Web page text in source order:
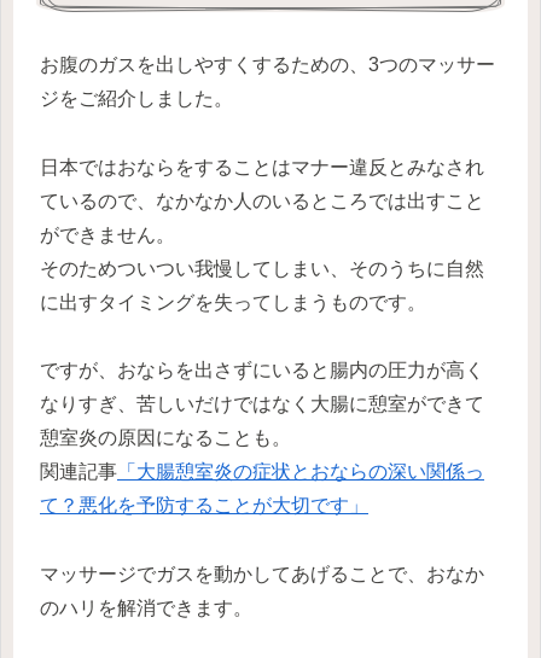
お腹のガスを出しやすくするための、3つのマッサー
ジをご紹介しました。
日本ではおならをすることはマナー違反とみなされ
ているので、なかなか人のいるところでは出すこと
ができません。
そのためついつい我慢してしまい、そのうちに自然
に出すタイミングを失ってしまうものです。
ですが、おならを出さずにいると腸内の圧力が高く
なりすぎ、苦しいだけではなく大腸に憩室ができて
憩室炎の原因になることも。
関連記事 「大腸憩室炎の症状とおならの深い関係っ
て？悪化を予防することが大切です」
マッサージでガスを動かしてあげることで、おなか
のハリを解消できます。